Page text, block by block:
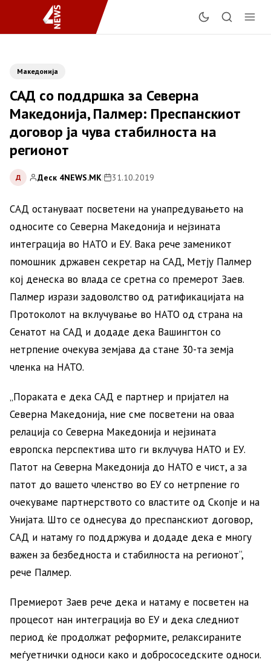
Македонија
САД со поддршка за Северна
Македонија, Палмер: Преспанскиот
договор ја чува стабилноста на
регионот
Д Деск 4NEWS.MK| 31.10.2019
САД остануваат посветени на унапредувањето на
односите со Северна Македонија и нејзината
интеграција во НАТО и ЕУ. Вака рече заменикот
помошник државен секретар на САД, Метју Палмер
кој денеска во влада се сретна со премерот Заев.
Палмер изрази задоволство од ратификацијата на
Протоколот на вклучување во НАТО од страна на
Сенатот на САД и додаде дека Вашингтон со
нетрпение очекува земјава да стане 30-та земја
членка на НАТО.
„Пораката е дека САД е партнер и пријател на
Северна Македонија, ние сме посветени на оваа
релација со Северна Македонија и нејзината
европска перспектива што ги вклучува НАТО и ЕУ.
Патот на Северна Македонија до НАТО е чист, а за
патот до вашето членство во ЕУ со нетрпение го
очекуваме партнерството со властите од Скопје и на
Унијата. Што се однесува до преспанскиот договор,
САД и натаму го поддржува и додаде дека е многу
важен за безбедноста и стабилноста на регионот“,
рече Палмер.
Премиерот Заев рече дека и натаму е посветен на
процесот нан интеграција во ЕУ и дека следниот
период ќе продолжат реформите, релаксираните
меѓуетнички односи како и добрососедските односи.